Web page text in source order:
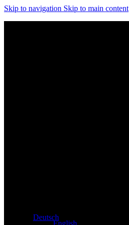
Skip to navigation Skip to main content
Deutsch
English